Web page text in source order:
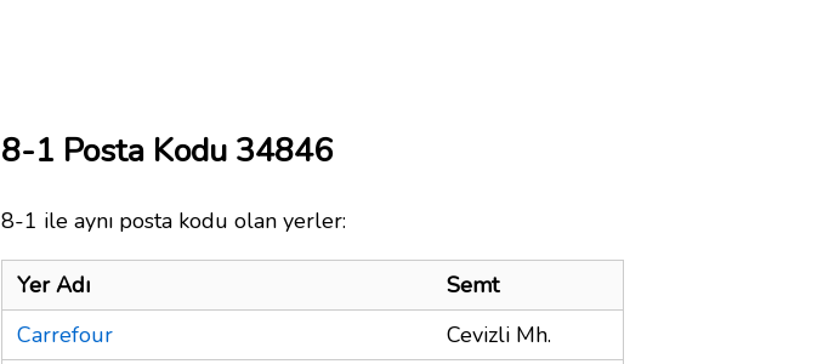
8-1 Posta Kodu 34846
8-1 ile aynı posta kodu olan yerler:
Yer Adı
Semt
Carrefour
Cevizli Mh.